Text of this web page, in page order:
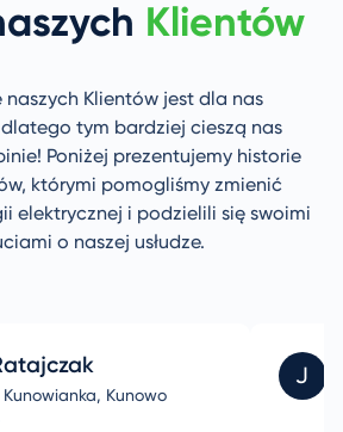
Klientów
Klientów jest dla nas
tym bardziej cieszą nas
Poniżej prezentujemy historie
którymi pomogliśmy zmienić
elektrycznej i podzielili się swoimi
o naszej usłudze.
Kunowo
J